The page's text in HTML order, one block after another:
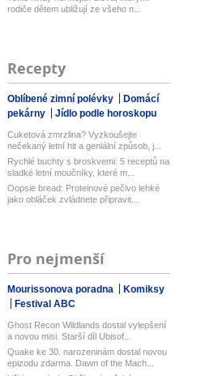
rodiče dětem ubližují ze všeho n...
Recepty
Oblíbené zimní polévky
Domácí
pekárny
Jídlo podle horoskopu
Cuketová zmrzlina? Vyzkoušejte
nečekaný letní hit a geniální způsob, j...
Rychlé buchty s broskvemi: 5 receptů na
sladké letní moučníky, které m...
Oopsie bread: Proteinové pečivo lehké
jako obláček zvládnete připravit...
Pro nejmenší
Mourissonova poradna
Komiksy
Festival ABC
Ghost Recon Wildlands dostal vylepšení
a novou misi. Starší díl Ubisof...
Quake ke 30. narozeninám dostal novou
epizodu zdarma. Dawn of the Mach...